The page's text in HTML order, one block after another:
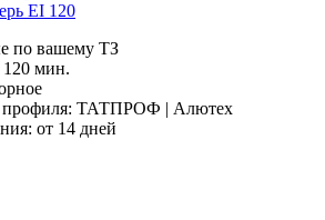
EI 120
по вашему ТЗ
120 мин.
профиля: ТАТПРОФ | Алютех
от 14 дней